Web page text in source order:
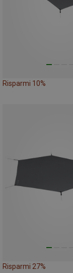
Risparmi 10%
Risparmi 27%